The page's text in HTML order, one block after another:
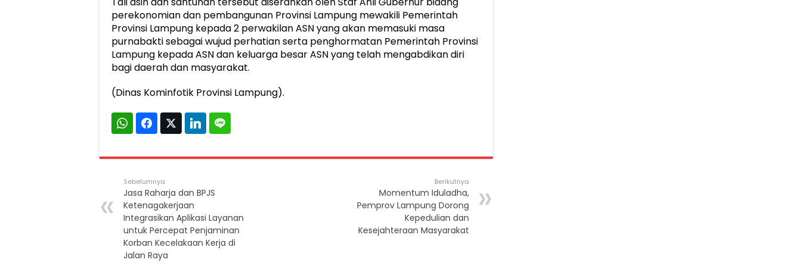
perekonomian dan pembangunan Provinsi Lampung mewakili Pemerintah
Provinsi Lampung kepada 2 perwakilan ASN yang akan memasuki masa
purnabakti sebagai wujud perhatian serta penghormatan Pemerintah Provinsi
Lampung kepada ASN dan keluarga besar ASN yang telah mengabdikan diri
bagi daerah dan masyarakat.
(Dinas Kominfotik Provinsi Lampung).
Sebelumnya
Jasa Raharja dan BPJS
Ketenagakerjaan
Integrasikan Aplikasi Layanan
untuk Percepat Penjaminan
Korban Kecelakaan Kerja di
Jalan Raya
Berikutnya
Momentum Iduladha,
Pemprov Lampung Dorong
Kepedulian dan
Kesejahteraan Masyarakat